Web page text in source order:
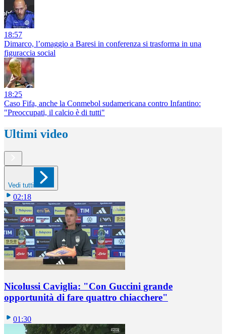
18:57
Dimarco, l’omaggio a Baresi in conferenza si trasforma in una
figuraccia social
18:25
Caso Fifa, anche la Conmebol sudamericana contro Infantino:
"Preoccupati, il calcio è di tutti"
Ultimi video
Vedi tutti
02:18
Nicolussi Caviglia: "Con Guccini grande
opportunità di fare quattro chiacchere"
01:30